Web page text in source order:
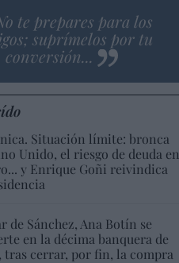
te prepares para los
suprímelos por tu
conversión...
Situación límite: bronca
Unido, el riesgo de deuda en
y Enrique Goñi reivindica
de Sánchez, Ana Botín se
en la décima banquera de
tras cerrar, por fin, la compra